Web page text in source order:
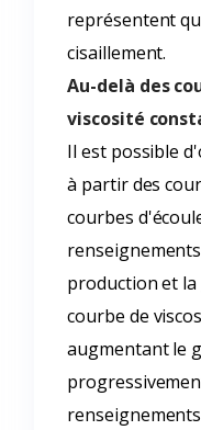
représentent
cisaillement.
Au-delà des
viscosité
Il est possible
à partir des
courbes
production et la
courbe de
augmentant le